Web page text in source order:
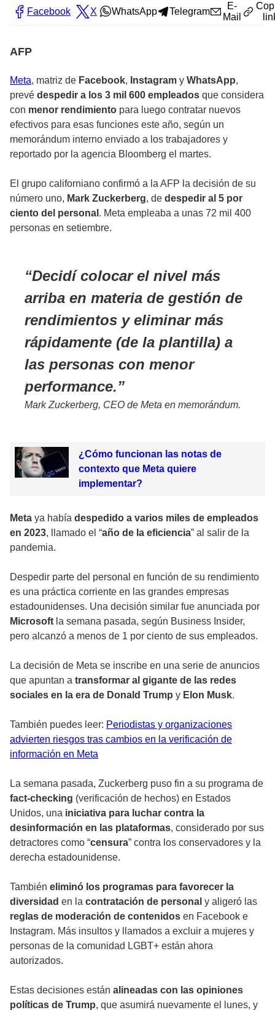
Facebook X WhatsApp Telegram
E-
Mail
AFP
Meta, matriz de Facebook, Instagram y WhatsApp,
prevé despedir a los 3 mil 600 empleados que considera
con menor rendimiento para luego contratar nuevos
efectivos para esas funciones este año, según un
memorándum interno enviado a los trabajadores y
reportado por la agencia Bloomberg el martes.
El grupo californiano confirmó a la AFP la decisión de su
número uno, Mark Zuckerberg, de despedir al 5 por
ciento del personal . Meta empleaba a unas 72 mil 400
personas en setiembre.
Decidí colocar el nivel más
arriba en materia de gestión de
rendimientos y eliminar más
rápidamente (de la plantilla) a
las personas con menor
performance.
Mark Zuckerberg, CEO de Meta en memorándum.
¿Cómo funcionan las notas de
contexto que Meta quiere
implementar?
Meta ya había despedido a varios miles de empleados
en 2023, llamado el “año de la eficiencia” al salir de la
pandemia.
Despedir parte del personal en función de su rendimiento
es una práctica corriente en las grandes empresas
estadounidenses. Una decisión similar fue anunciada por
Microsoft la semana pasada, según Business Insider,
pero alcanzó a menos de 1 por ciento de sus empleados.
La decisión de Meta se inscribe en una serie de anuncios
que apuntan a transformar al gigante de las redes
sociales en la era de Donald Trump y Elon Musk.
También puedes leer: Periodistas y organizaciones
advierten riesgos tras cambios en la verificación de
información en Meta
La semana pasada, Zuckerberg puso fin a su programa de
fact-checking (verificación de hechos) en Estados
Unidos, una iniciativa para luchar contra la
desinformación en las plataformas, considerado por sus
detractores como “censura” contra los conservadores y la
derecha estadounidense.
También eliminó los programas para favorecer la
diversidad en la contratación de personal y aligeró las
reglas de moderación de contenidos en Facebook e
Instagram. Más insultos y llamados a excluir a mujeres y
personas de la comunidad LGBT+ están ahora
autorizados.
Estas decisiones están alineadas con las opiniones
políticas de Trump, que asumirá nuevamente el lunes, y